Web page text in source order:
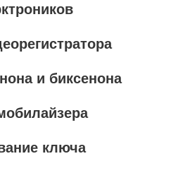
и биксенона
ключа